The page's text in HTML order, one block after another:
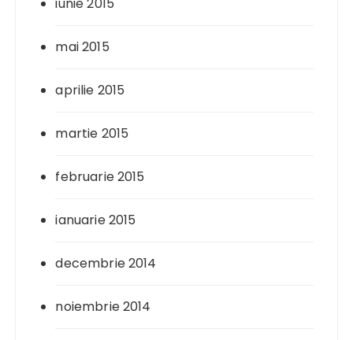
mai 2015
aprilie 2015
martie 2015
februarie 2015
ianuarie 2015
decembrie 2014
noiembrie 2014